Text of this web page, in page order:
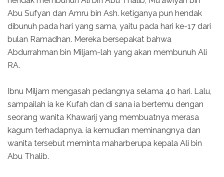
Abu Sufyan dan Amru bin Ash. ketiganya pun hendak
dibunuh pada hari yang sama, yaitu pada hari ke-17 dari
bulan Ramadhan. Mereka bersepakat bahwa
Abdurrahman bin Miljam-lah yang akan membunuh Ali
RA.
Ibnu Miljam mengasah pedangnya selama 40 hari. Lalu,
sampailah ia ke Kufah dan di sana ia bertemu dengan
seorang wanita Khawarij yang membuatnya merasa
kagum terhadapnya. ia kemudian meminangnya dan
wanita tersebut meminta maharberupa kepala Ali bin
Abu Thalib.